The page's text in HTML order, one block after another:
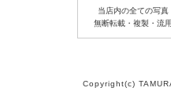
当店内の全ての写
無断転載・複製・流
Copyright(c)